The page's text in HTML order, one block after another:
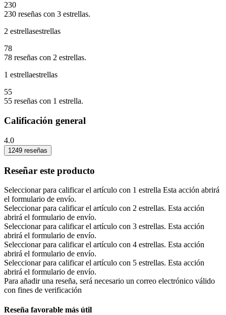
230
230 reseñas con 3 estrellas.
2 estrellasestrellas
78
78 reseñas con 2 estrellas.
1 estrellaestrellas
55
55 reseñas con 1 estrella.
Calificación general
4.0
1249 reseñas
Reseñar este producto
Seleccionar para calificar el artículo con 1 estrella Esta acción abrirá
el formulario de envío.
Seleccionar para calificar el artículo con 2 estrellas. Esta acción
abrirá el formulario de envío.
Seleccionar para calificar el artículo con 3 estrellas. Esta acción
abrirá el formulario de envío.
Seleccionar para calificar el artículo con 4 estrellas. Esta acción
abrirá el formulario de envío.
Seleccionar para calificar el artículo con 5 estrellas. Esta acción
abrirá el formulario de envío.
Para añadir una reseña, será necesario un correo electrónico válido
con fines de verificación
Reseña favorable más útil